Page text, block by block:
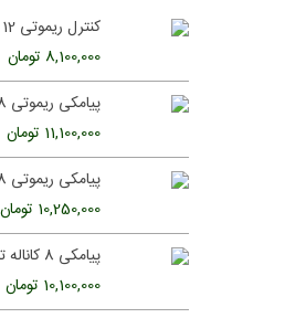
کنترل ریموتی 12 کاناله 30 آمپری LRC056
8,100,000 تومان
پیامکی ریموتی 8 کاناله تایمردار LG8858 رله 30A
11,100,000 تومان
پیامکی ریموتی 8 کاناله LG8857M رله 30A
10,250,000 تومان
پیامکی 8 کاناله تایمردار LG8818 رله 30A
10,100,000 تومان